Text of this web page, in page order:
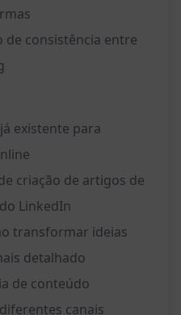
de consistência entre
existente para
criação de artigos de
LinkedIn
transformar ideias
detalhado
de conteúdo
canais